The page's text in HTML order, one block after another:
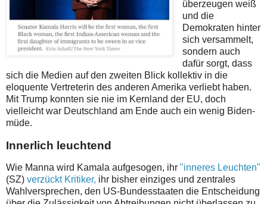
überzeugen weiß
und die
Demokraten hinter
sich versammelt,
sondern auch
dafür sorgt, dass
sich die Medien auf den zweiten Blick kollektiv in die
eloquente Vertreterin des anderen Amerika verliebt haben.
Mit Trump konnten sie nie im Kernland der EU, doch
vielleicht war Deutschland am Ende auch ein wenig Biden-
müde.
Innerlich leuchtend
Wie Manna wird Kamala aufgesogen, ihr "inneres Leuchten"
(SZ) verzückt Kritiker, ihr bisher einziges und zentrales
Wahlversprechen, den US-Bundesstaaten die Entscheidung